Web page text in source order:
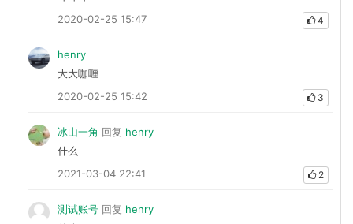
2020-02-25 15:47
4
henry
大大咖喱
2020-02-25 15:42
3
冰山一角 回复 henry
什么
2021-03-04 22:41
2
测试账号 回复 henry